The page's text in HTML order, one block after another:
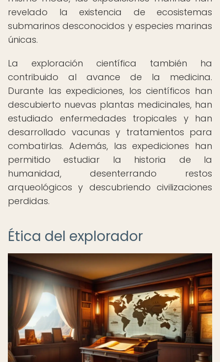
revelado la existencia de ecosistemas
submarinos desconocidos y especies marinas
únicas.
La exploración científica también ha
contribuido al avance de la medicina.
Durante las expediciones, los científicos han
descubierto nuevas plantas medicinales, han
estudiado enfermedades tropicales y han
desarrollado vacunas y tratamientos para
combatirlas. Además, las expediciones han
permitido estudiar la historia de la
humanidad, desenterrando restos
arqueológicos y descubriendo civilizaciones
perdidas.
Ética del explorador